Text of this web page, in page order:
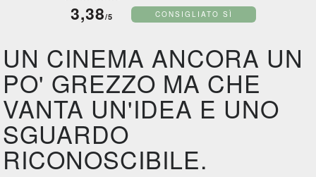
3,38/5 CONSIGLIATO SÌ
UN CINEMA ANCORA UN
PO' GREZZO MA CHE
VANTA UN'IDEA E UNO
SGUARDO
RICONOSCIBILE.